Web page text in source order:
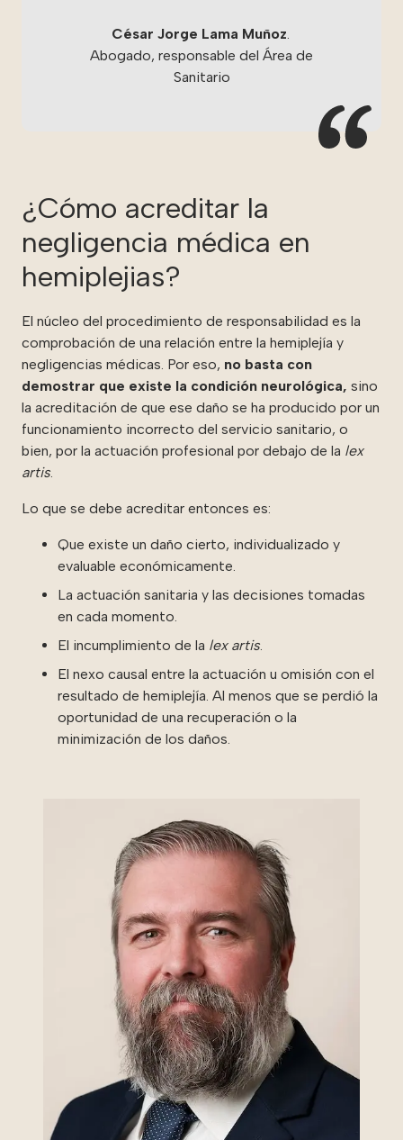
César Jorge Lama Muñoz
Abogado, responsable del Área de
Sanitario
¿Cómo acreditar la
negligencia médica en
hemiplejias?
El núcleo del procedimiento de responsabilidad es la
comprobación de una relación entre la hemiplejía y
negligencias médicas. Por eso, no basta con
demostrar que existe la condición neurológica, sino
la acreditación de que ese daño se ha producido por un
funcionamiento incorrecto del servicio sanitario, o
bien, por la actuación profesional por debajo de la lex
artis.
Lo que se debe acreditar entonces es:
Que existe un daño cierto, individualizado y
evaluable económicamente.
La actuación sanitaria y las decisiones tomadas
en cada momento.
El incumplimiento de la lex artis.
El nexo causal entre la actuación u omisión con el
resultado de hemiplejía. Al menos que se perdió la
oportunidad de una recuperación o la
minimización de los daños.